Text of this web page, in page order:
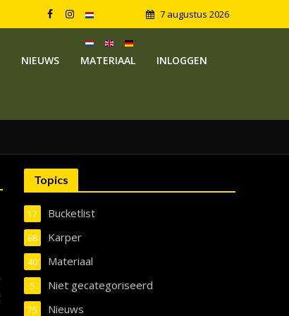
7 augustus 2026
NIEUWS MATERIAAL
INLOGGEN
Topics
Bucketlist
17
Karper
68
Materiaal
40
Niet gecategoriseerd
5
Nieuws
75